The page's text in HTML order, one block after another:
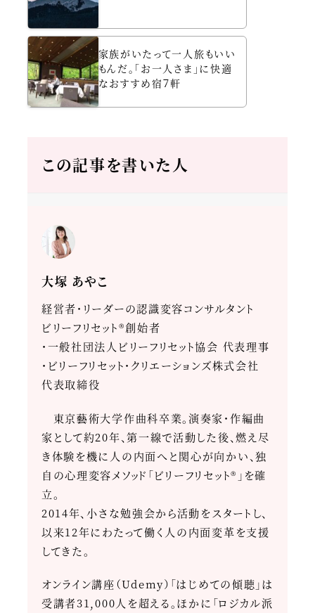
家族がいたって一人旅もいい
もんだ。「お一人さま」に快適
なおすすめ宿７軒
この記事を書いた人
大塚 あやこ
経営者・リーダーの認識変容コンサルタント
ビリーフリセット®創始者
・一般社団法人ビリーフリセット協会 代表理事
・ビリーフリセット・クリエーションズ株式会社
代表取締役
東京藝術大学作曲科卒業。演奏家・作編曲
家として約20年、第一線で活動した後、燃え尽
き体験を機に人の内面へと関心が向かい、独
自の心理変容メソッド「ビリーフリセット®」を確
立。
2014年、小さな勉強会から活動をスタートし、
以来12年にわたって働く人の内面変革を支援
してきた。
オンライン講座（Udemy）「はじめての傾聴」は
受講者31,000人を超える。ほかに「ロジカル派